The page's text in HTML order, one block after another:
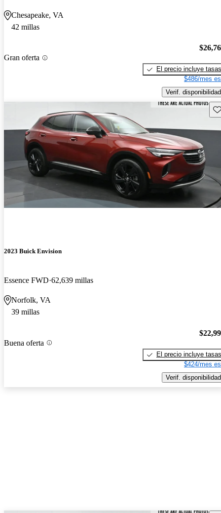
Chesapeake, VA
42 millas
Gran oferta
El precio incluye tasas
$486/mes
Verif. disponibilidad
2023 Buick Envision
Essence FWD 62,639 millas
Norfolk, VA
39 millas
Buena oferta
El precio incluye tasas
$424/mes
Verif. disponibilidad